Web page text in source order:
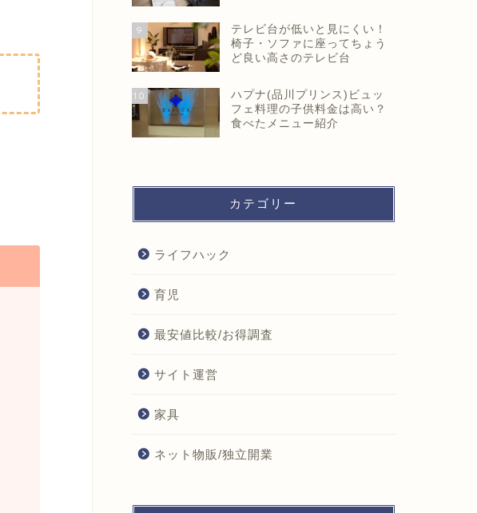
9
テレビ台が低いと見にくい！
椅子・ソファに座ってちょう
ど良い高さのテレビ台
10
ハプナ(品川プリンス)ビュッ
フェ料理の子供料金は高い？
食べたメニュー紹介
カテゴリー
ライフハック
育児
最安値比較/お得調査
サイト運営
家具
ネット物販/独立開業